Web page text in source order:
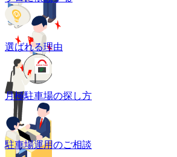
選ばれる理由
月極駐車場の探し方
駐車場運用のご相談